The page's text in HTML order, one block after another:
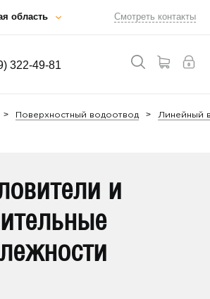
область Смотреть контакты
322-49-81
Поверхностный водоотвод Линейный
и